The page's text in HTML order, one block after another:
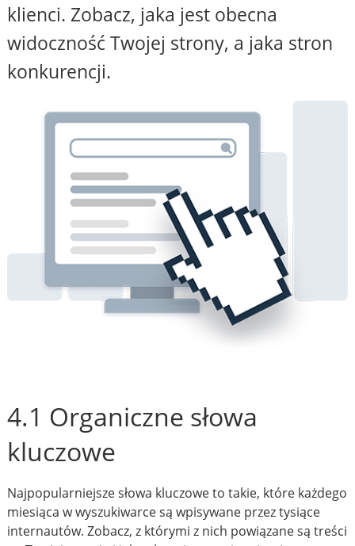
klienci. Zobacz, jaka jest obecna
widoczność Twojej strony, a jaka stron
konkurencji.
4.1 Organiczne słowa
kluczowe
Najpopularniejsze słowa kluczowe to takie, które każdego
miesiąca w wyszukiwarce są wpisywane przez tysiące
internautów. Zobacz, z którymi z nich powiązane są treści